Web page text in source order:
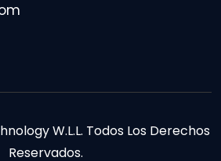
W.L.L. Todos Los Derechos
Reservados.